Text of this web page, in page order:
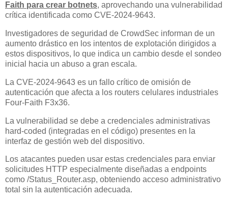
Faith para crear botnets, aprovechando una vulnerabilidad
crítica identificada como CVE-2024-9643.
Investigadores de seguridad de CrowdSec informan de un
aumento drástico en los intentos de explotación dirigidos a
estos dispositivos, lo que indica un cambio desde el sondeo
inicial hacia un abuso a gran escala.
La CVE-2024-9643 es un fallo crítico de omisión de
autenticación que afecta a los routers celulares industriales
Four-Faith F3x36.
La vulnerabilidad se debe a credenciales administrativas
hard-coded (integradas en el código) presentes en la
interfaz de gestión web del dispositivo.
Los atacantes pueden usar estas credenciales para enviar
solicitudes HTTP especialmente diseñadas a endpoints
como /Status_Router.asp, obteniendo acceso administrativo
total sin la autenticación adecuada.